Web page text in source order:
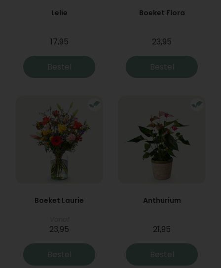
Lelie
17,95
Bestel
Boeket Flora
23,95
Bestel
Boeket Laurie
23,95
Bestel
Anthurium
21,95
Bestel